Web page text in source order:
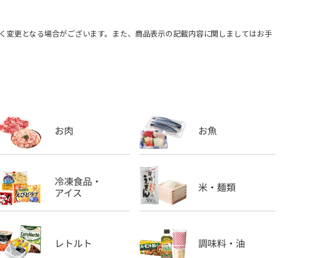
更となる場合がございます。また、商品表示の記載内容に関しましてはお手